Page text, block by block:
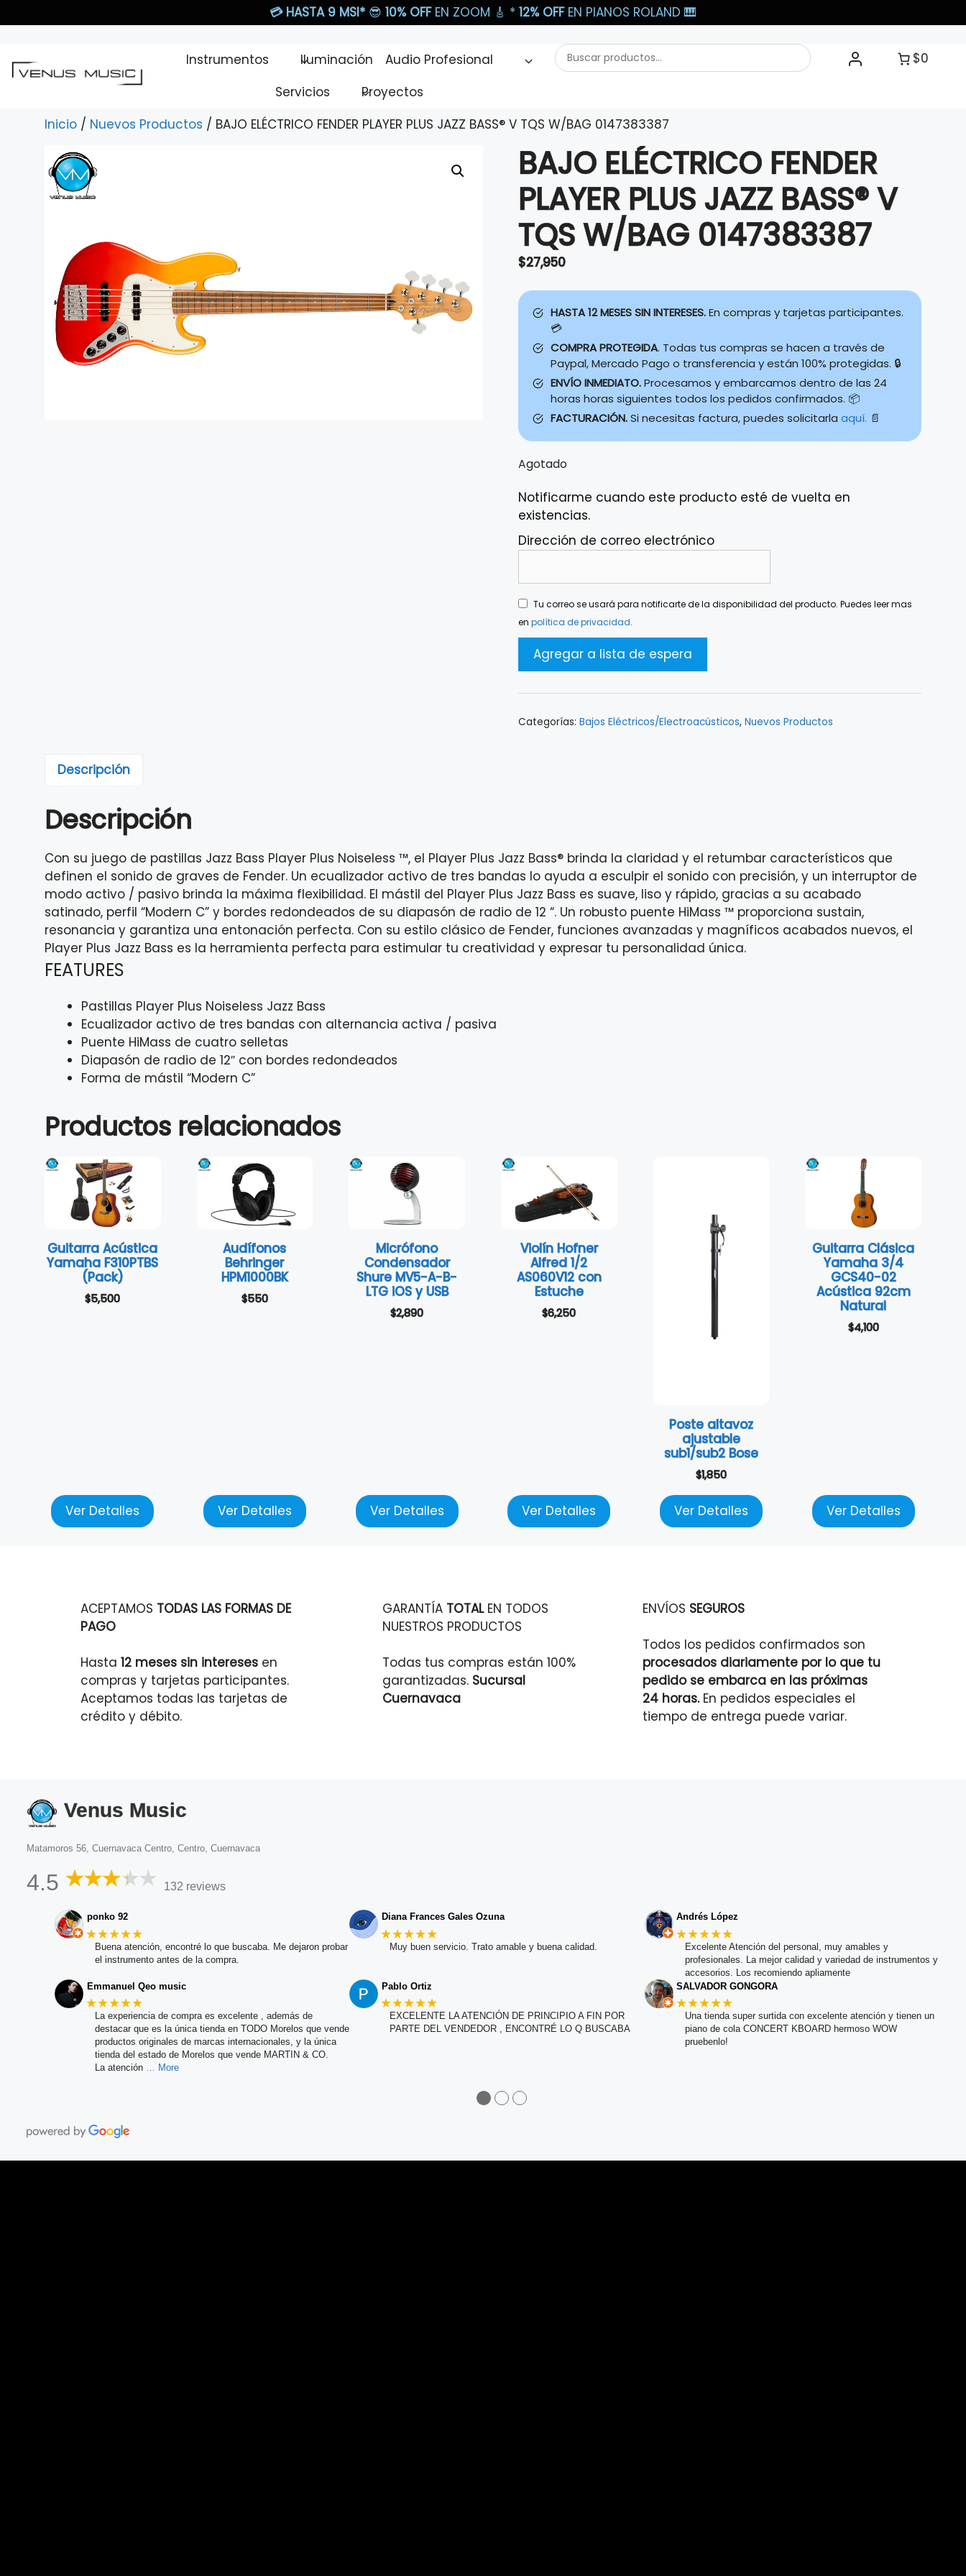
al
💳 HASTA 9 MSI* 😎 10% OFF EN ZOOM 🎸​ * 12% OFFEN PIANOS ROLAND 🎹​
Instrumentos Iluminación
Audio Profesional
Servicios
Proyectos
Buscar
productos...
$0
Inicio / Nuevos Productos / BAJO ELÉCTRICO FENDER PLAYER PLUS JAZZ BASS® V TQS W/BAG 0147383387
BAJO ELÉCTRICO FENDER
PLAYER PLUS JAZZ BASS® V
TQS W/BAG 0147383387
$27,950
HASTA 12 MESES SIN INTERESES.En compras y tarjetas participantes.
💳
COMPRA PROTEGIDA. Todas tus compras se hacen a través de
Paypal, Mercado Pago o transferencia y están 100% protegidas. 🔒
ENVÍO INMEDIATO.Procesamos y embarcamos dentro de las 24
horas horas siguientes todos los pedidos confirmados. 📦
FACTURACIÓN.Si necesitas factura, puedes solicitarla aquí. 📄
Agotado
Notificarme cuando este producto esté de vuelta en
existencias.
Dirección de correo electrónico
Tu correo se usará para notificarte de la disponibilidad del producto. Puedes leer mas
en política de privacidad.
Categorías: Bajos Eléctricos/Electroacústicos, Nuevos Productos
Descripción
Descripción
Con su juego de pastillas Jazz Bass Player Plus Noiseless ™, el Player Plus Jazz Bass® brinda la claridad y el retumbar característicos que
definen el sonido de graves de Fender. Un ecualizador activo de tres bandas lo ayuda a esculpir el sonido con precisión, y un interruptor de
modo activo / pasivo brinda la máxima flexibilidad. El mástil del Player Plus Jazz Bass es suave, liso y rápido, gracias a su acabado
satinado, perfil “Modern C” y bordes redondeados de su diapasón de radio de 12 “. Un robusto puente HiMass ™ proporciona sustain,
resonancia y garantiza una entonación perfecta. Con su estilo clásico de Fender, funciones avanzadas y magníficos acabados nuevos, el
Player Plus Jazz Bass es la herramienta perfecta para estimular tu creatividad y expresar tu personalidad única.
FEATURES
Pastillas Player Plus Noiseless Jazz Bass
Ecualizador activo de tres bandas con alternancia activa / pasiva
Puente HiMass de cuatro selletas
Diapasón de radio de 12″ con bordes redondeados
Forma de mástil “Modern C”
Productos relacionados
Guitarra Acústica
Yamaha F310PTBS
(Pack)
$5,500
Ver Detalles
Audífonos
Behringer
HPM1000BK
$550
Ver Detalles
Micrófono
Condensador
Shure MV5-A-B-
LTG iOS y USB
$2,890
Ver Detalles
Violín Hofner
Alfred 1/2
AS060V12 con
Estuche
$6,250
Ver Detalles
Poste altavoz
ajustable
sub1/sub2 Bose
$1,850
Ver Detalles
Guitarra Clásica
Yamaha 3/4
GCS40-02
Acústica 92cm
Natural
$4,100
Ver Detalles
ACEPTAMOS TODAS LAS FORMAS DE
PAGO
Hasta 12 meses sin intereses en
compras y tarjetas participantes.
Aceptamos todas las tarjetas de
crédito y débito.
GARANTÍA TOTALEN TODOS
NUESTROS PRODUCTOS
Todas tus compras están 100%
garantizadas. Sucursal
Cuernavaca
ENVÍOS SEGUROS
Todos los pedidos confirmados son
procesados diariamente por lo que tu
pedido se embarca en las próximas
24 horas.En pedidos especiales el
tiempo de entrega puede variar.
Venus Music
Matamoros 56, Cuernavaca Centro, Centro, Cuernavaca
4.5 132 reviews
ponko 92
★★★★★
Buena atención, encontré lo que buscaba. Me dejaron probar
el instrumento antes de la compra.
Diana Frances Gales Ozuna
★★★★★
Muy buen servicio. Trato amable y buena calidad.
Andrés López
★★★★★
Excelente Atención del personal, muy amables y
profesionales. La mejor calidad y variedad de instrumentos y
accesorios. Los recomiendo apliamente
Emmanuel Qeo music
★★★★★
La experiencia de compra es excelente , además de
destacar que es la única tienda en TODO Morelos que vende
productos originales de marcas internacionales, y la única
tienda del estado de Morelos que vende MARTIN & CO.
La atención
… More
Pablo Ortiz
★★★★★
EXCELENTE LA ATENCIÓN DE PRINCIPIO A FIN POR
PARTE DEL VENDEDOR , ENCONTRÉ LO Q BUSCABA
SALVADOR GONGORA
★★★★★
Una tienda super surtida con excelente atención y tienen un
piano de cola CONCERT KBOARD hermoso WOW
pruebenlo!
●●●